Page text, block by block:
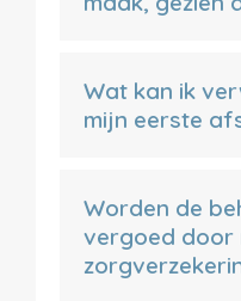
Wat kan ik
mijn eerste
Worden de
vergoed door